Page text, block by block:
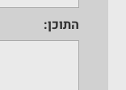
התוכן: